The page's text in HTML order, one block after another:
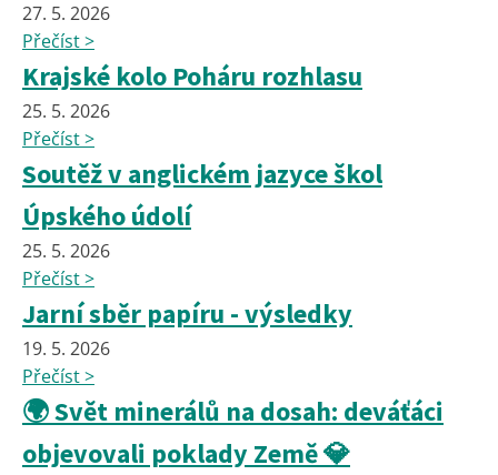
27. 5. 2026
Přečíst >
Krajské kolo Poháru rozhlasu
25. 5. 2026
Přečíst >
Soutěž v anglickém jazyce škol
Úpského údolí
25. 5. 2026
Přečíst >
Jarní sběr papíru - výsledky
19. 5. 2026
Přečíst >
🌍 Svět minerálů na dosah: deváťáci
objevovali poklady Země 💎